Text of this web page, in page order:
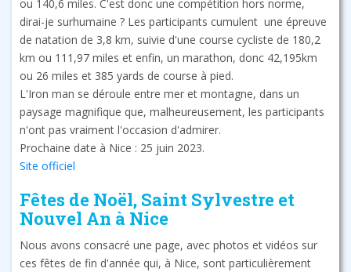
ou 140,6 miles. C'est donc une compétition hors norme,
dirai-je surhumaine ? Les participants cumulent une épreuve
de natation de 3,8 km, suivie d'une course cycliste de 180,2
km ou 111,97 miles et enfin, un marathon, donc 42,195km
ou 26 miles et 385 yards de course à pied.
L'Iron man se déroule entre mer et montagne, dans un
paysage magnifique que, malheureusement, les participants
n'ont pas vraiment l'occasion d'admirer.
Prochaine date à Nice : 25 juin 2023.
Site officiel
Fêtes de Noël, Saint Sylvestre et
Nouvel An à Nice
Nous avons consacré une page, avec photos et vidéos sur
ces fêtes de fin d'année qui, à Nice, sont particulièrement